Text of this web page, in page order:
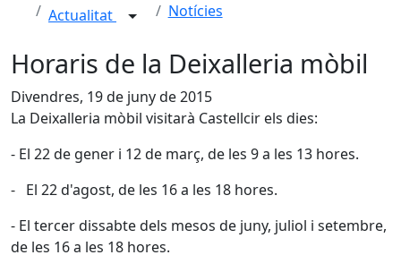
Actualitat Notícies
Horaris de la Deixalleria mòbil
Divendres, 19 de juny de 2015
La Deixalleria mòbil visitarà Castellcir els dies:
- El 22 de gener i 12 de març, de les 9 a les 13 hores.
- El 22 d'agost, de les 16 a les 18 hores.
- El tercer dissabte dels mesos de juny, juliol i setembre,
de les 16 a les 18 hores.